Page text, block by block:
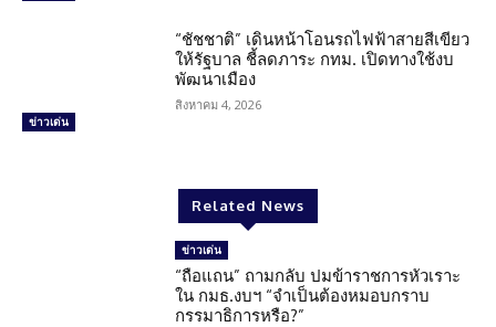
ข่าวเด่น
“ชัชชาติ” เดินหน้าโอนรถไฟฟ้าสายสีเขียว
ให้รัฐบาล ชี้ลดภาระ กทม. เปิดทางใช้งบ
พัฒนาเมือง
สิงหาคม 4, 2026
Related News
ข่าวเด่น
“ถือแถน” ถามกลับ ปมข้าราชการหัวเราะ
ใน กมธ.งบฯ “จำเป็นต้องหมอบกราบ
กรรมาธิการหรือ?”